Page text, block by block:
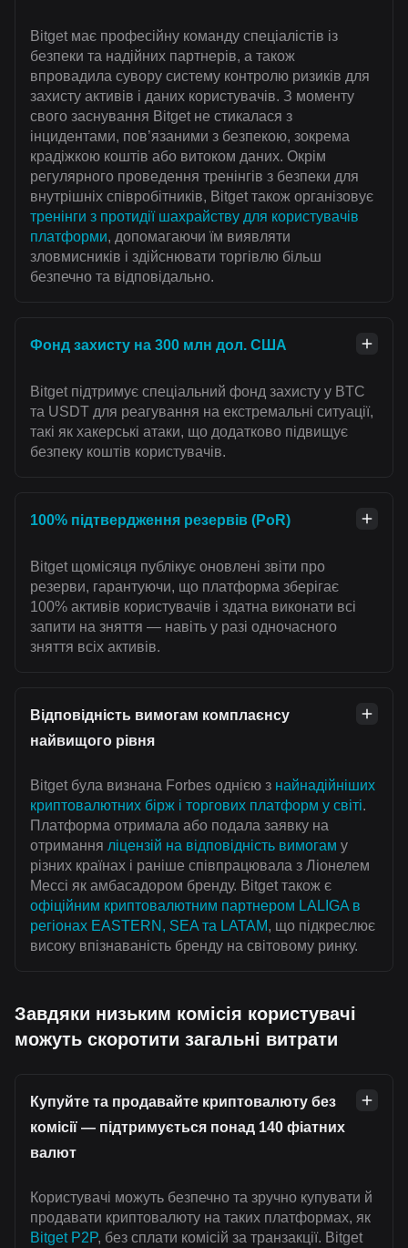
Bitget має професійну команду спеціалістів із
безпеки та надійних партнерів, а також
впровадила сувору систему контролю ризиків для
захисту активів і даних користувачів. З моменту
свого заснування Bitget не стикалася з
інцидентами, пов’язаними з безпекою, зокрема
крадіжкою коштів або витоком даних. Окрім
регулярного проведення тренінгів з безпеки для
внутрішніх співробітників, Bitget також організовує
тренінги з протидії шахрайству для користувачів
платформи, допомагаючи їм виявляти
зловмисників і здійснювати торгівлю більш
безпечно та відповідально.
Фонд захисту на 300 млн дол. США
Bitget підтримує спеціальний фонд захисту у BTC
та USDT для реагування на екстремальні ситуації,
такі як хакерські атаки, що додатково підвищує
безпеку коштів користувачів.
100% підтвердження резервів (PoR)
Bitget щомісяця публікує оновлені звіти про
резерви, гарантуючи, що платформа зберігає
100% активів користувачів і здатна виконати всі
запити на зняття — навіть у разі одночасного
зняття всіх активів.
Відповідність вимогам комплаєнсу
найвищого рівня
Bitget була визнана Forbes однією з найнадійніших
криптовалютних бірж і торгових платформ у світі.
Платформа отримала або подала заявку на
отримання ліцензій на відповідність вимогам у
різних країнах і раніше співпрацювала з Ліонелем
Мессі як амбасадором бренду. Bitget також є
офіційним криптовалютним партнером LALIGA в
регіонах EASTERN, SEA та LATAM, що підкреслює
високу впізнаваність бренду на світовому ринку.
Завдяки низьким комісія користувачі
можуть скоротити загальні витрати
Купуйте та продавайте криптовалюту без
комісії — підтримується понад 140 фіатних
валют
Користувачі можуть безпечно та зручно купувати й
продавати криптовалюту на таких платформах, як
Bitget P2P, без сплати комісій за транзакції. Bitget